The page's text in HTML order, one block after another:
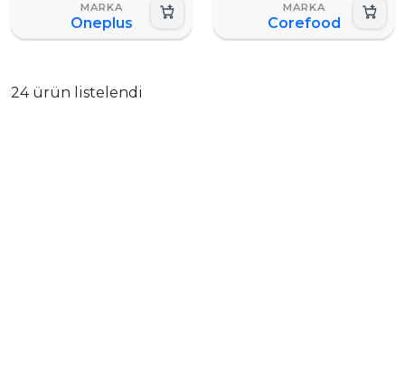
Oneplus Corefood
24 ürün listelendi